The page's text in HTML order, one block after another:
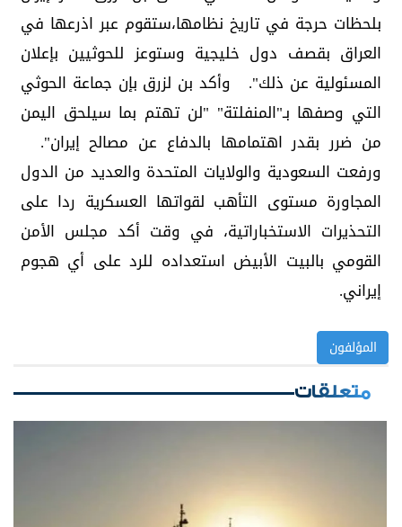
بلحظات حرجة في تاريخ نظامها،ستقوم عبر اذرعها في
العراق بقصف دول خليجية وستوعز للحوثيين بإعلان
المسئولية عن ذلك". وأكد بن لزرق بإن جماعة الحوثي
التي وصفها بـ"المنفلتة" "لن تهتم بما سيلحق اليمن
من ضرر بقدر اهتمامها بالدفاع عن مصالح إيران".
ورفعت السعودية والولايات المتحدة والعديد من الدول
المجاورة مستوى التأهب لقواتها العسكرية ردا على
التحذيرات الاستخباراتية، في وقت أكد مجلس الأمن
القومي بالبيت الأبيض استعداده للرد على أي هجوم
إيراني.
المؤلفون
متعلقات